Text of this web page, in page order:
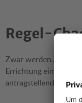
Regel-
Zwar werden auch
Errichtung eines
antragstellende